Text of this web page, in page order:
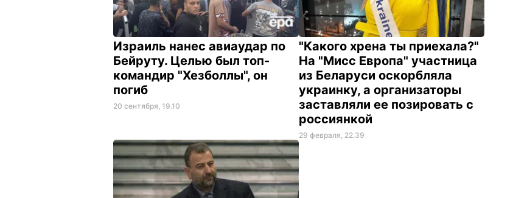
Израиль нанес авиаудар по
Бейруту. Целью был топ-
командир "Хезболлы", он
погиб
20 сентября, 19.10
"Какого хрена ты приехала?"
На "Мисс Европа" участница
из Беларуси оскорбляла
украинку, а организаторы
заставляли ее позировать с
россиянкой
29 февраля, 22.39